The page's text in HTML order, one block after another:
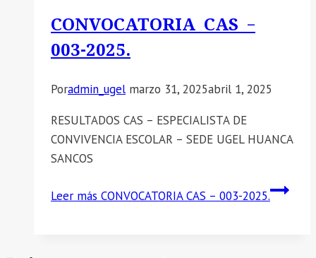
CONVOCATORIA CAS –
003-2025.
Poradmin_ugel marzo 31, 2025abril 1, 2025
RESULTADOS CAS – ESPECIALISTA DE
CONVIVENCIA ESCOLAR – SEDE UGEL HUANCA
SANCOS
Leer más CONVOCATORIA CAS – 003-2025.